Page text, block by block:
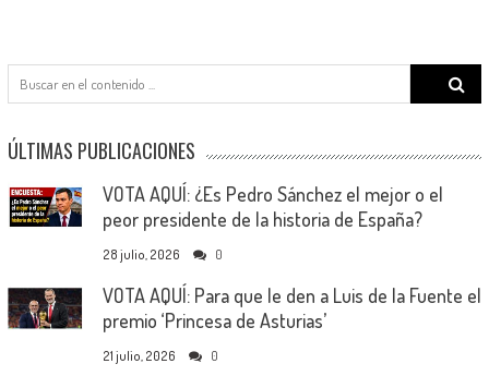
Search
ÚLTIMAS PUBLICACIONES
VOTA AQUÍ: ¿Es Pedro Sánchez el mejor o el
peor presidente de la historia de España?
28 julio, 2026 0
VOTA AQUÍ: Para que le den a Luis de la Fuente el
premio ‘Princesa de Asturias’
21 julio, 2026 0